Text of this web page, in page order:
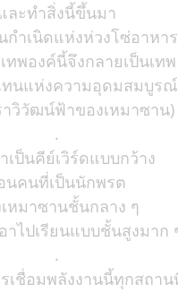
และทำสิ่งนี้ขึ้นมา
กำเนิดแห่งห่วงโซ่อาหาร
ทพองค์นี้จึงกลายเป็นเทพ
ทนแห่งความอุดมสมบูรณ์
วิวัฒน์ฟ้าของเหมาซาน)
.
เป็นคีย์เวิร์ดแบบกว้าง
นคนที่เป็นนักพรต
หมาซานชั้นกลาง ๆ
าไปเรียนแบบชั้นสูงมาก
.
เชื่อมพลังงานนี้ทุกสถา